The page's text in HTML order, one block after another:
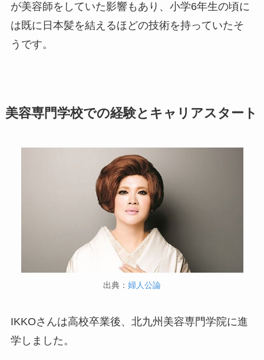
が美容師をしていた影響もあり、小学6年生の頃に
は既に日本髪を結えるほどの技術を持っていたそ
うです。
美容専門学校での経験とキャリアスタート
出典： 婦人公論
IKKOさんは高校卒業後、北九州美容専門学院に進
学しました。